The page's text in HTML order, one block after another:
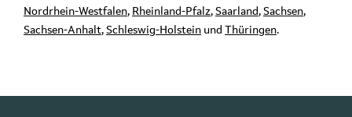
Nordrhein-Westfalen, Rheinland-Pfalz, Saarland, Sachsen,
Sachsen-Anhalt, Schleswig-Holstein und Thüringen.